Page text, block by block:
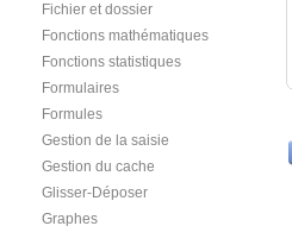
Fichier et dossier
Fonctions mathématiques
Fonctions statistiques
Formulaires
Formules
Gestion de la saisie
Gestion du cache
Glisser-Déposer
Graphes